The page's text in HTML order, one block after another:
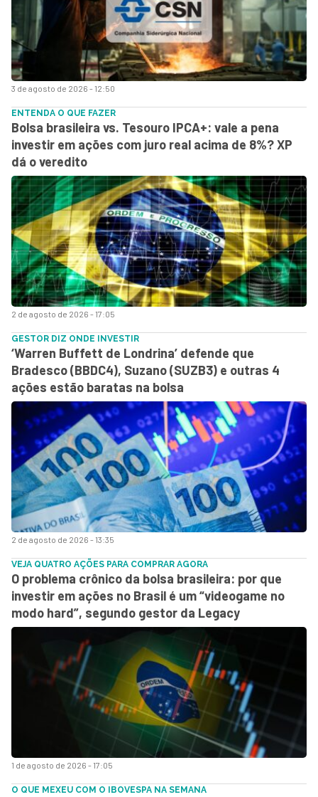
3 de agosto de 2026 - 12:50
2 de agosto de 2026 - 17:05
ENTENDA O QUE FAZER
Bolsa brasileira vs. Tesouro IPCA+: vale a pena
investir em ações com juro real acima de 8%? XP
dá o veredito
2 de agosto de 2026 - 13:35
GESTOR DIZ ONDE INVESTIR
‘Warren Buffett de Londrina’ defende que
Bradesco (BBDC4), Suzano (SUZB3) e outras 4
ações estão baratas na bolsa
1 de agosto de 2026 - 17:05
VEJA QUATRO AÇÕES PARA COMPRAR AGORA
O problema crônico da bolsa brasileira: por que
investir em ações no Brasil é um “videogame no
modo hard”, segundo gestor da Legacy
O QUE MEXEU COM O IBOVESPA NA SEMANA